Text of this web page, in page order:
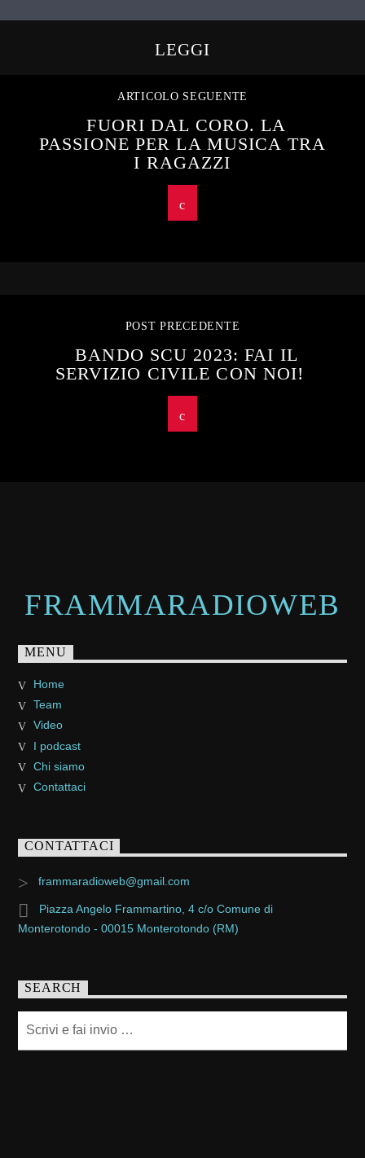
LEGGI
ARTICOLO SEGUENTE
FUORI DAL CORO. LA
PASSIONE PER LA MUSICA TRA
I RAGAZZI
POST PRECEDENTE
BANDO SCU 2023: FAI IL
SERVIZIO CIVILE CON NOI!
FRAMMARADIOWEB
MENU
Home
Team
Video
I podcast
Chi siamo
Contattaci
CONTATTACI
frammaradioweb@gmail.com
Piazza Angelo Frammartino, 4 c/o Comune di
Monterotondo - 00015 Monterotondo (RM)
SEARCH